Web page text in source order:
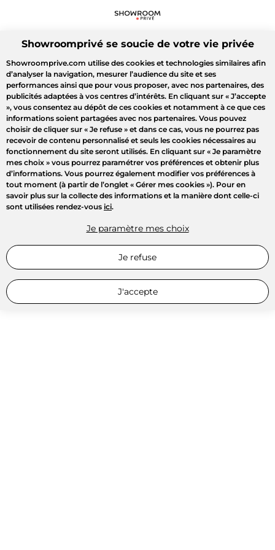
Showroomprivé se soucie de votre vie privée
Showroomprive.com utilise des cookies et technologies similaires afin
d’analyser la navigation, mesurer l’audience du site et ses
performances ainsi que pour vous proposer, avec nos partenaires, des
publicités adaptées à vos centres d’intérêts. En cliquant sur « J’accepte
», vous consentez au dépôt de ces cookies et notamment à ce que ces
informations soient partagées avec nos partenaires. Vous pouvez
choisir de cliquer sur « Je refuse » et dans ce cas, vous ne pourrez pas
recevoir de contenu personnalisé et seuls les cookies nécessaires au
fonctionnement du site seront utilisés. En cliquant sur « Je paramètre
mes choix » vous pourrez paramétrer vos préférences et obtenir plus
d’informations. Vous pourrez également modifier vos préférences à
tout moment (à partir de l’onglet « Gérer mes cookies »). Pour en
savoir plus sur la collecte des informations et la manière dont celle-ci
sont utilisées rendez-vous ici.
Je paramètre mes choix
Je refuse
J'accepte